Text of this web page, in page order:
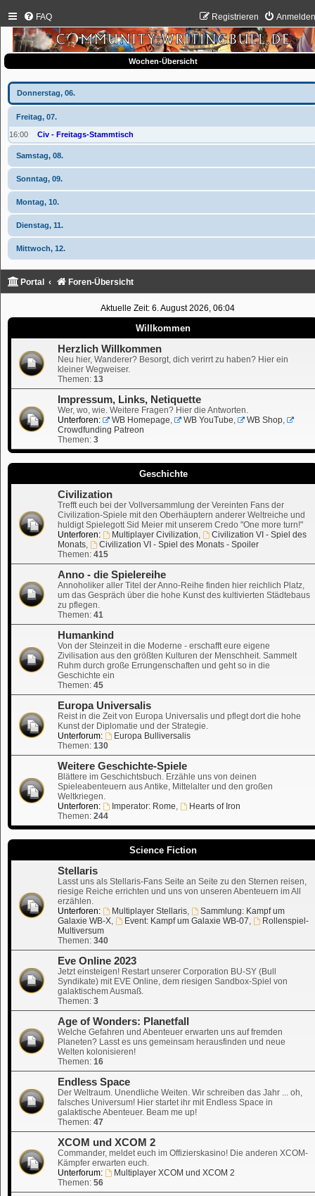
FAQ Registrieren
Wochen-Übersicht
Donnerstag, 06.
Freitag, 07.
16:00 Civ - Freitags-Stammtisch
Samstag, 08.
Sonntag, 09.
Montag, 10.
Dienstag, 11.
Mittwoch, 12.
Portal Foren-Übersicht
Aktuelle Zeit: 6. August 2026, 06:04
Willkommen
Herzlich Willkommen
Neu hier, Wanderer? Besorgt, dich verirrt zu haben? Hier ein
kleiner Wegweiser.
Themen: 13
Impressum, Links, Netiquette
Wer, wo, wie. Weitere Fragen? Hier die Antworten.
Unterforen:
WB Homepage, WB YouTube, WB Shop,
Crowdfunding Patreon
Themen: 3
Geschichte
Civilization
Trefft euch bei der Vollversammlung der Vereinten Fans der
Civilization-Spiele mit den Oberhäuptern anderer Weltreiche und
huldigt Spielegott Sid Meier mit unserem Credo "One more turn!"
Unterforen:
Multiplayer Civilization,
Civilization VI - Spiel des
Monats,
Civilization VI - Spiel des Monats - Spoiler
Themen: 415
Anno - die Spielereihe
Annoholiker aller Titel der Anno-Reihe finden hier reichlich Platz,
um das Gespräch über die hohe Kunst des kultivierten Städtebaus
zu pflegen.
Themen: 41
Humankind
Von der Steinzeit in die Moderne - erschafft eure eigene
Zivilisation aus den größten Kulturen der Menschheit. Sammelt
Ruhm durch große Errungenschaften und geht so in die
Geschichte ein
Themen: 45
Europa Universalis
Reist in die Zeit von Europa Universalis und pflegt dort die hohe
Kunst der Diplomatie und der Strategie.
Unterforum:
Europa Bulliversalis
Themen: 130
Weitere Geschichte-Spiele
Blättere im Geschichtsbuch. Erzähle uns von deinen
Spieleabenteuern aus Antike, Mittelalter und den großen
Weltkriegen.
Unterforen:
Imperator: Rome,
Hearts of Iron
Themen: 244
Science Fiction
Stellaris
Lasst uns als Stellaris-Fans Seite an Seite zu den Sternen reisen,
riesige Reiche errichten und uns von unseren Abenteuern im All
erzählen.
Unterforen:
Multiplayer Stellaris,
Sammlung: Kampf um
Galaxie WB-X, Event: Kampf um Galaxie WB-07,
Rollenspiel-
Multiversum
Themen: 340
Eve Online 2023
Jetzt einsteigen! Restart unserer Corporation BU-SY (Bull
Syndikate) mit EVE Online, dem riesigen Sandbox-Spiel von
galaktischem Ausmaß.
Themen: 3
Age of Wonders: Planetfall
Welche Gefahren und Abenteuer erwarten uns auf fremden
Planeten? Lasst es uns gemeinsam herausfinden und neue
Welten kolonisieren!
Themen: 16
Endless Space
Der Weltraum. Unendliche Weiten. Wir schreiben das Jahr ... oh,
falsches Universum! Hier startet ihr mit Endless Space in
galaktische Abenteuer. Beam me up!
Themen: 47
XCOM und XCOM 2
Commander, meldet euch im Offizierskasino! Die anderen XCOM-
Kämpfer erwarten euch.
Unterforum:
Multiplayer XCOM und XCOM 2
Themen: 56